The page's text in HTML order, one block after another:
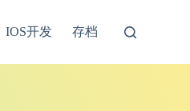
IOS开发 存档